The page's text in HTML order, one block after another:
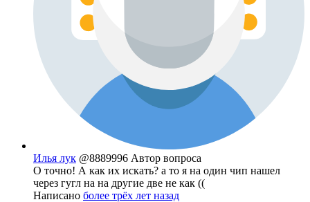
Илья лук @8889996 Автор вопроса
О точно! А как их искать? а то я на один чип нашел
через гугл на на другие две не как ((
Написано более трёх лет назад